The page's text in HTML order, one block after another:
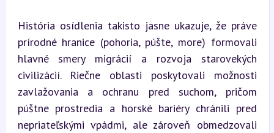
História osídlenia takisto jasne ukazuje, že práve
prírodné hranice (pohoria, púšte, more) formovali
hlavné smery migrácií a rozvoja starovekých
civilizácií. Riečne oblasti poskytovali možnosti
zavlažovania a ochranu pred suchom, pričom
púštne prostredia a horské bariéry chránili pred
nepriateľskými vpádmi, ale zároveň obmedzovali